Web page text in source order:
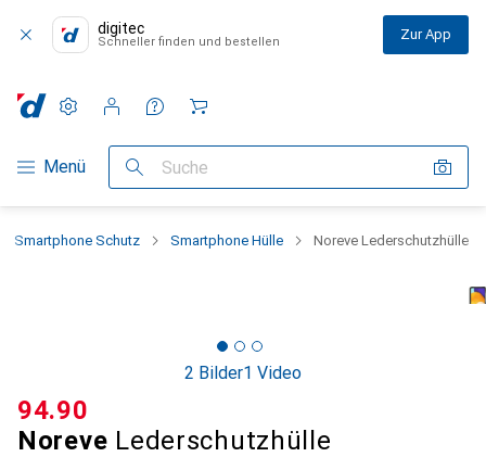
digitec
Schneller finden und bestellen Zur App
Navigation nach Kategorien
Menü Suche
Einstellungen
Kundenkonto
Vergleichslisten
Merklisten
Warenkorb
Smartphone Schutz Smartphone Hülle Noreve Lederschutzhülle
2 Bilder1 Video
Noreve Lederschutzhülle
CHF
94.90